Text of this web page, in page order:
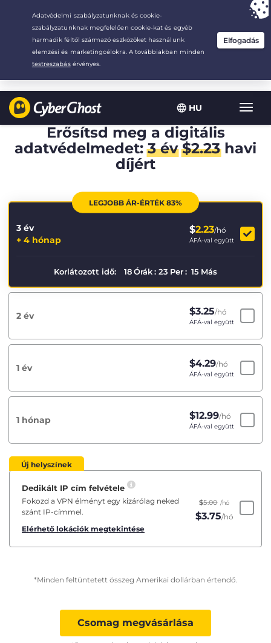
HU
Your choice:The Best Dealfor 3.3333333333333-years at $
/month
Erősítsd meg a digitális
adatvédelmedet:3 év $2.23havi
díjért
LEGJOBB ÁR-ÉRTÉK 83%
3 év
+ 4 hónap
$2.23/hó
ÁFÁ-val együtt
Korlátozott idő: 18Órák: 23 Per: 14 Más
2 év $3.25/hó
ÁFÁ-val együtt
1 év $4.29/hó
ÁFÁ-val együtt
1 hónap $12.99/hó
ÁFÁ-val együtt
Új helyszínek
Dedikált IP cím felvétele
Fokozd a VPN élményt egy kizárólag neked
szánt IP-címmel.
Elérhető lokációk megtekintése
$5.00 /hó
$3.75/hó
*Minden feltüntetett összeg Amerikai dollárban értendő.
Csomag megvásárlása